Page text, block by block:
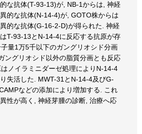
な抗体(T-93-13)が, NB-1からは, 神経
的な抗体(N-14-4)が, GOTO株からは
的な抗体(G-16-2-D)が得られた. 神経
T-93-13とN-14-4に反応する抗原が存
量1万5千以下のガングリオシド分画
ングリオシド以外の脂質分画とも反応
ノイラミニダーゼ処理によりN-14-4
失活した. MWT-31とN-14-4及びG-
などの添加により増加する. これ
性が高く, 神経芽腫の診断, 治療へ応